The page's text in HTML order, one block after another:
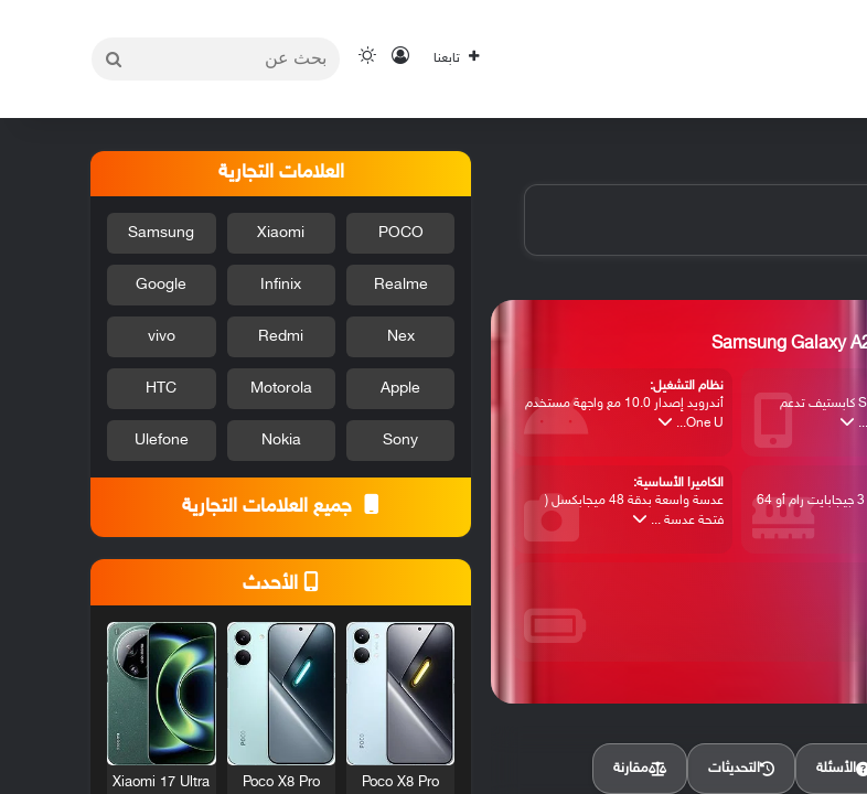
تابعنا تسجيل الدخول
الوضع المظلم
Super AMOLED كابستيف تدعم
نظام التشغيل:
أندرويد إصدار 10.0 مع واجهة مستخدم
One U...
32 جيجابايت مع 3 جيجابايت رام أو 64
الكاميرا الأساسية:
عدسة واسعة بدقة 48 ميجابكسل (
فتحة عدسة ...
الأسئلة التحديثات مقارنة
العلامات التجارية
POCO
Xiaomi
Samsung
Realme
Infinix
Google
Nex
Redmi
vivo
Apple
Motorola
HTC
Sony
Nokia
Ulefone
جميع العلامات التجارية
الأحدث
Poco X8 Pro
Poco X8 Pro
Xiaomi 17 Ultra